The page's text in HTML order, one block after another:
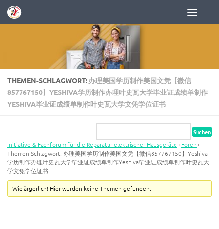
Zum Inhalt springen
THEMEN-SCHLAGWORT: 办理美国学历制作美国文凭【微信
857767150】YESHIVA学历制作办理叶史瓦大学毕业证成绩单制作
YESHIVA毕业证成绩单制作叶史瓦大学文凭学位证书
Initiative & Fachforum für die Reparatur elektrischer Hausgeräte › Foren ›
Themen-Schlagwort: 办理美国学历制作美国文凭【微信857767150】Yeshiva
学历制作办理叶史瓦大学毕业证成绩单制作Yeshiva毕业证成绩单制作叶史瓦大
学文凭学位证书
Wie ärgerlich! Hier wurden keine Themen gefunden.